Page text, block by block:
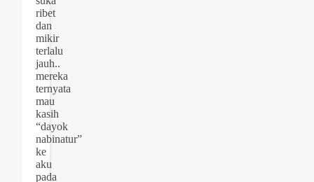
ribet
dan
mikir
terlalu
jauh..
mereka
ternyata
mau
kasih
“dayok
nabinatur”
ke
aku
pada